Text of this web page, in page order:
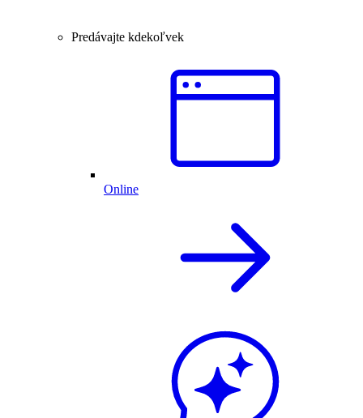
Predávajte kdekoľvek
Online